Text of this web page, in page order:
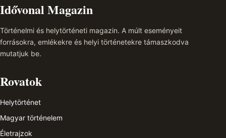
Idővonal Magazin
Történelmi és helytörténeti magazin. A múlt eseményeit
forrásokra, emlékekre és helyi történetekre támaszkodva
mutatjuk be.
Rovatok
Helytörténet
Magyar történelem
Életrajzok